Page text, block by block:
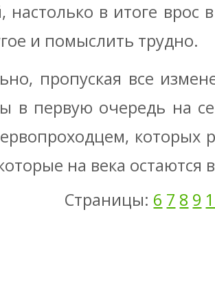
настолько в итоге
и помыслить трудно.
пропуская все
в первую очередь на
на века остаются
Страницы: 6 7 8 9